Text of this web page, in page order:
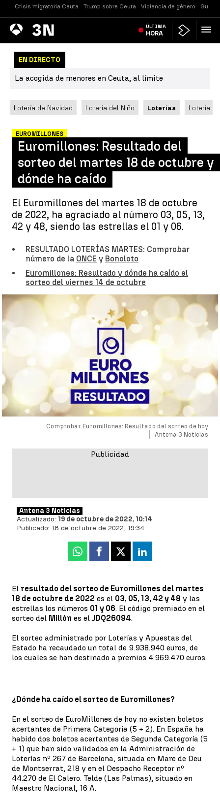
Crisis migratoria Ceuta Trump sobre Ceuta Violencia de género
Antena
3 Noticias ÚLTIMA
HORA
EN DIRECTO
La acogida de menores en Ceuta, al límite
Lotería de Navidad Lotería del Niño Loterías Lotería
EUROMILLONES
Euromillones: Resultado del
sorteo del martes 18 de octubre y
dónde ha caído
El Euromillones del martes 18 de octubre
de 2022, ha agraciado al número 03, 05, 13,
42 y 48, siendo las estrellas el 01 y 06.
RESULTADO LOTERÍAS MARTES: Comprobar
número de la ONCE y Bonoloto
Euromillones: Resultado y dónde ha caído el
sorteo del viernes 14 de octubre
Comprobar Euromillones: Resultado del sorteo de hoy
Antena 3 Noticias
Antena 3 Noticias
Actualizado: 19 de octubre de 2022, 10:14
Publicado: 18 de octubre de 2022, 19:34
Whatsapp
Facebook
X Linkedin
El resultado del sorteo de Euromillones del martes
18 de octubre de 2022 es el 03, 05, 13, 42 y 48 y las
estrellas los números 01 y 06. El código premiado en el
sorteo del Millón es el JDQ26094.
El sorteo administrado por Loterías y Apuestas del
Estado ha recaudado un total de 9.938.940 euros, de
los cuales se han destinado a premios 4.969.470 euros.
¿Dónde ha caído el sorteo de Euromillones?
En el sorteo de EuroMillones de hoy no existen boletos
acertantes de Primera Categoría (5 + 2). En España ha
habido dos boletos acertantes de Segunda Categoría (5
+ 1) que han sido validados en la Administración de
Loterías nº 267 de Barcelona, situada en Mare de Deu
de Montserrat, 218 y en el Despacho Receptor nº
44.270 de El Calero. Telde (Las Palmas), situado en
Maestro Nacional, 16 A.